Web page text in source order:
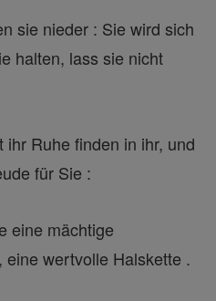
sie nieder : Sie wird sich
halten, lass sie nicht
Ruhe finden in ihr, und
für Sie :
eine mächtige
wertvolle Halskette .